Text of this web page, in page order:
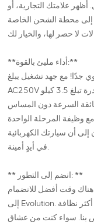
علامتك التجارية، أو
محطة الشحن الخاصة
**أداء مليئ بالقوة:**
جدًا! مع جهد تشغيل يبلغ
AC250V كحد أقصى، وتيار عمل يبلغ 16 أمبير، وقوة مقدرة تبلغ 3.5 كيلو
السرعة دون المساس
مع وظيفة المرحلة الواحدة
إلى أن سيارتك الكهربائية
في أيدٍ أمينة.
** انضم إلى التطور: **
هناك وقت أفضل للانضمام
إلى Evolution. قل وداعًا لمحطات الوقود ومرحبًا بمستقبل أكثر نظافة
بنا. سواء كنت من عشاق